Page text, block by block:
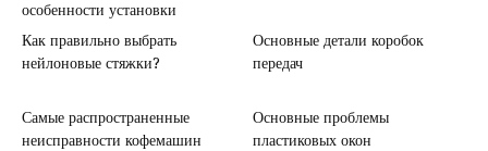
особенности установки
Как правильно выбрать
нейлоновые стяжки?
Основные детали коробок
передач
Самые распространенные
неисправности кофемашин
Основные проблемы
пластиковых окон